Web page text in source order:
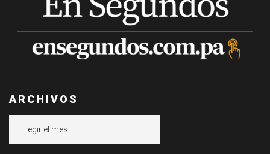
ARCHIVOS